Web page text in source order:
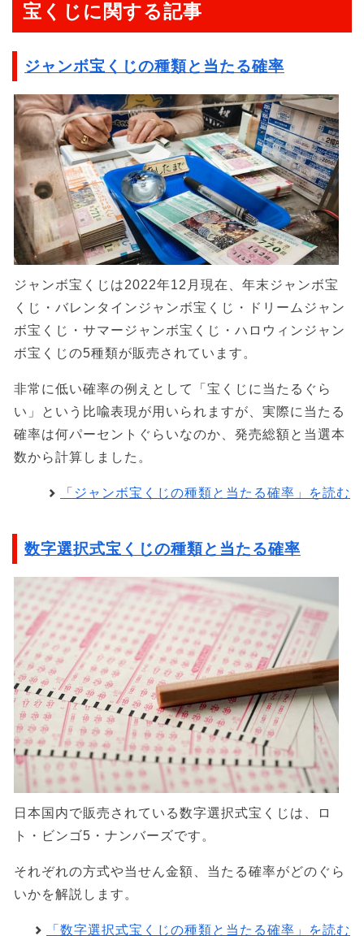
宝くじに関する記事
ジャンボ宝くじの種類と当たる確率
ジャンボ宝くじは2022年12月現在、年末ジャンボ宝
くじ・バレンタインジャンボ宝くじ・ドリームジャン
ボ宝くじ・サマージャンボ宝くじ・ハロウィンジャン
ボ宝くじの5種類が販売されています。
非常に低い確率の例えとして「宝くじに当たるぐら
い」という比喩表現が用いられますが、実際に当たる
確率は何パーセントぐらいなのか、発売総額と当選本
数から計算しました。
「ジャンボ宝くじの種類と当たる確率」を読む
数字選択式宝くじの種類と当たる確率
日本国内で販売されている数字選択式宝くじは、ロ
ト・ビンゴ5・ナンバーズです。
それぞれの方式や当せん金額、当たる確率がどのぐら
いかを解説します。
「数字選択式宝くじの種類と当たる確率」を読む